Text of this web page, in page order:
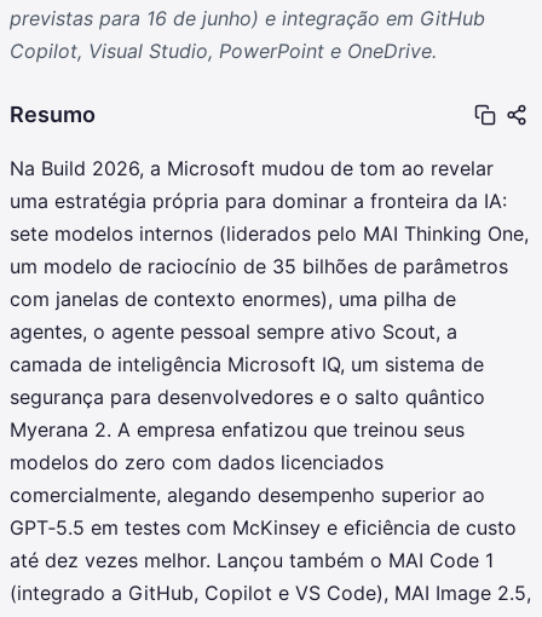
previstas para 16 de junho) e integração em GitHub
Copilot, Visual Studio, PowerPoint e OneDrive.
Resumo
Na Build 2026, a Microsoft mudou de tom ao revelar
uma estratégia própria para dominar a fronteira da IA:
sete modelos internos (liderados pelo MAI Thinking One,
um modelo de raciocínio de 35 bilhões de parâmetros
com janelas de contexto enormes), uma pilha de
agentes, o agente pessoal sempre ativo Scout, a
camada de inteligência Microsoft IQ, um sistema de
segurança para desenvolvedores e o salto quântico
Myerana 2. A empresa enfatizou que treinou seus
modelos do zero com dados licenciados
comercialmente, alegando desempenho superior ao
GPT‑5.5 em testes com McKinsey e eficiência de custo
até dez vezes melhor. Lançou também o MAI Code 1
(integrado a GitHub, Copilot e VS Code), MAI Image 2.5,